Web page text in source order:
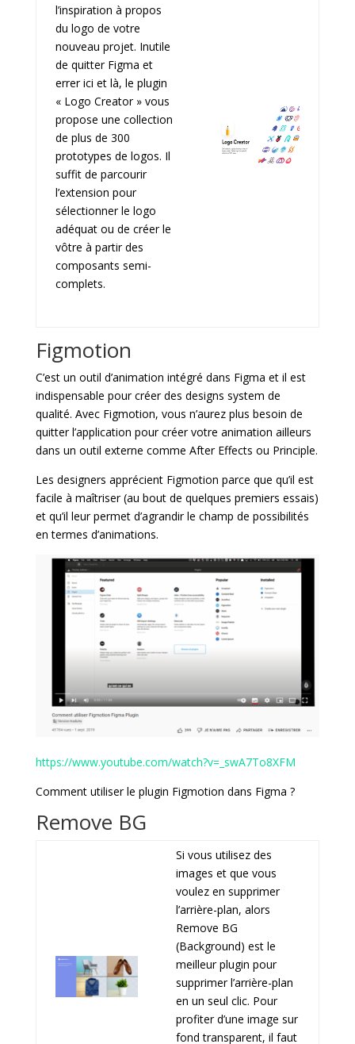
l’inspiration à propos
du logo de votre
nouveau projet. Inutile
de quitter Figma et
errer ici et là, le plugin
« Logo Creator » vous
propose une collection
de plus de 300
prototypes de logos. Il
suffit de parcourir
l’extension pour
sélectionner le logo
adéquat ou de créer le
vôtre à partir des
composants semi-
complets.
Figmotion
C’est un outil d’animation intégré dans Figma et il est
indispensable pour créer des designs system de
qualité. Avec Figmotion, vous n’aurez plus besoin de
quitter l’application pour créer votre animation ailleurs
dans un outil externe comme After Effects ou Principle.
Les designers apprécient Figmotion parce que qu’il est
facile à maîtriser (au bout de quelques premiers essais)
et qu’il leur permet d’agrandir le champ de possibilités
en termes d’animations.
https://www.youtube.com/watch?v=_swA7To8XFM
Comment utiliser le plugin Figmotion dans Figma ?
Remove BG
Si vous utilisez des
images et que vous
voulez en supprimer
l’arrière-plan, alors
Remove BG
(Background) est le
meilleur plugin pour
supprimer l’arrière-plan
en un seul clic. Pour
profiter d’une image sur
fond transparent, il faut